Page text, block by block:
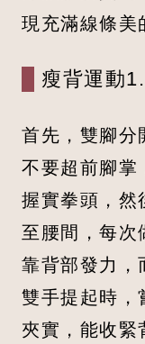
現充滿線條美
瘦背運動
首先，雙腳分
不要超前腳掌
握實拳頭，然
至腰間，每次
靠背部發力，
雙手提起時，
夾實，能收緊